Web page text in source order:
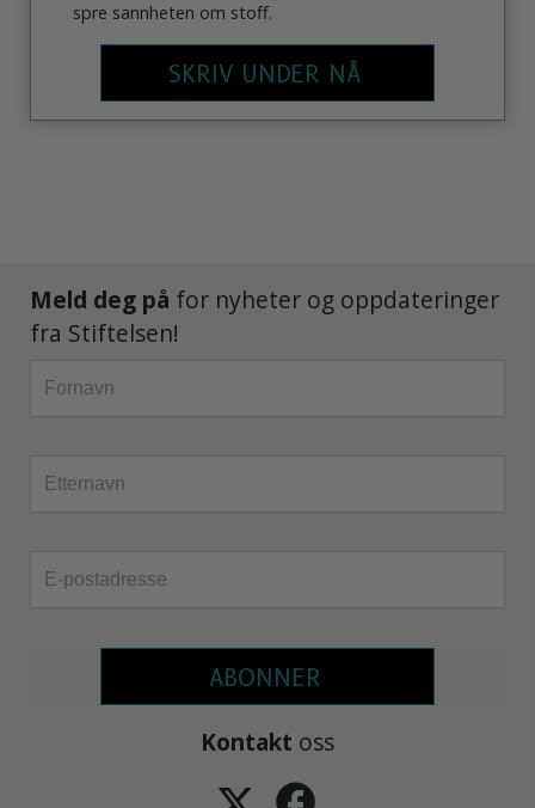
spre sannheten om stoff.
SKRIV UNDER NÅ
Meld deg på for nyheter og oppdateringer
fra Stiftelsen!
ABONNER
Kontakt oss